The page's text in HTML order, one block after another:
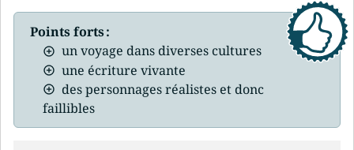
Points forts :
un voyage dans diverses cultures
une écriture vivante
des personnages réalistes et donc
faillibles